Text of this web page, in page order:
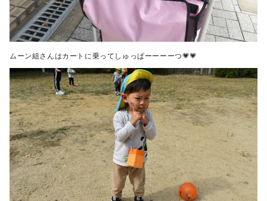
ムーン組さんはカートに乗ってしゅっぱーーーーつ💗💗